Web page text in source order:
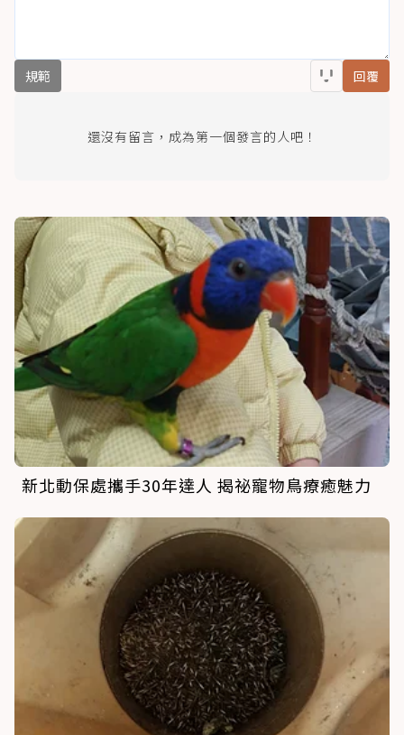
規範 回覆
還沒有留言，成為第一個發言的人吧！
新北動保處攜手30年達人 揭祕寵物鳥療癒魅力